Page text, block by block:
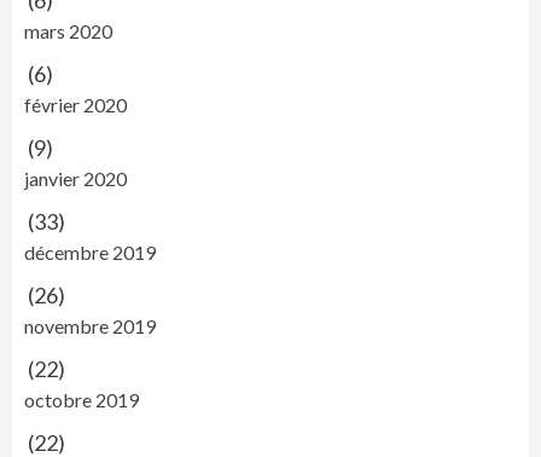
mars 2020
(6)
février 2020
(9)
janvier 2020
(33)
décembre 2019
(26)
novembre 2019
(22)
octobre 2019
(22)